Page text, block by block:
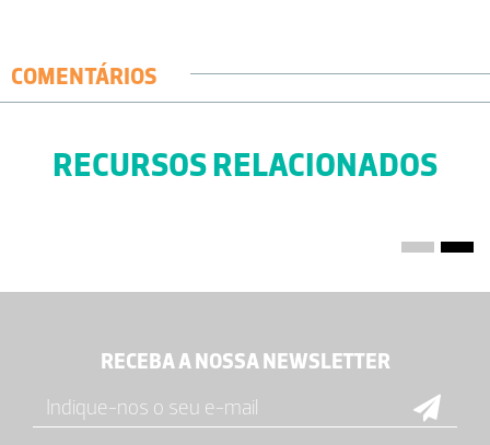
COMENTÁRIOS
RECURSOS RELACIONADOS
RECEBA A NOSSA NEWSLETTER